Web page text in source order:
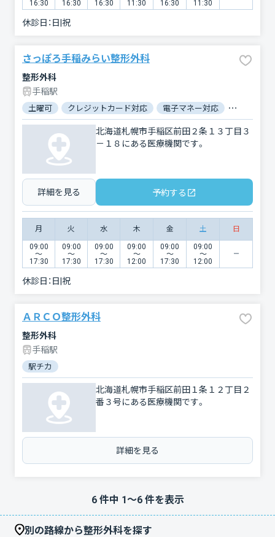
16:30 16:30 16:30 11:30 16:30 11:30
休診日： 日|祝
さっぽろ手稲みらい整形外科
整形外科
手稲駅
土曜可 クレジットカード対応 電子マネー対応 マイナ保
北海道札幌市手稲区前田２条１３丁目３
－１８にある医療機関です。
詳細を見る 予約する
月 火 水 木 金 土 日
09:00
〜
17:30
09:00
〜
17:30
09:00
〜
17:30
09:00
〜
12:00
09:00
〜
17:30
09:00
〜
12:00
休診日： 日|祝
ＡＲＣＯ整形外科
整形外科
手稲駅
駅チカ
北海道札幌市手稲区前田１条１２丁目２
番３号にある医療機関です。
詳細を見る
6件中 1〜6件を表示
別の路線から整形外科を探す